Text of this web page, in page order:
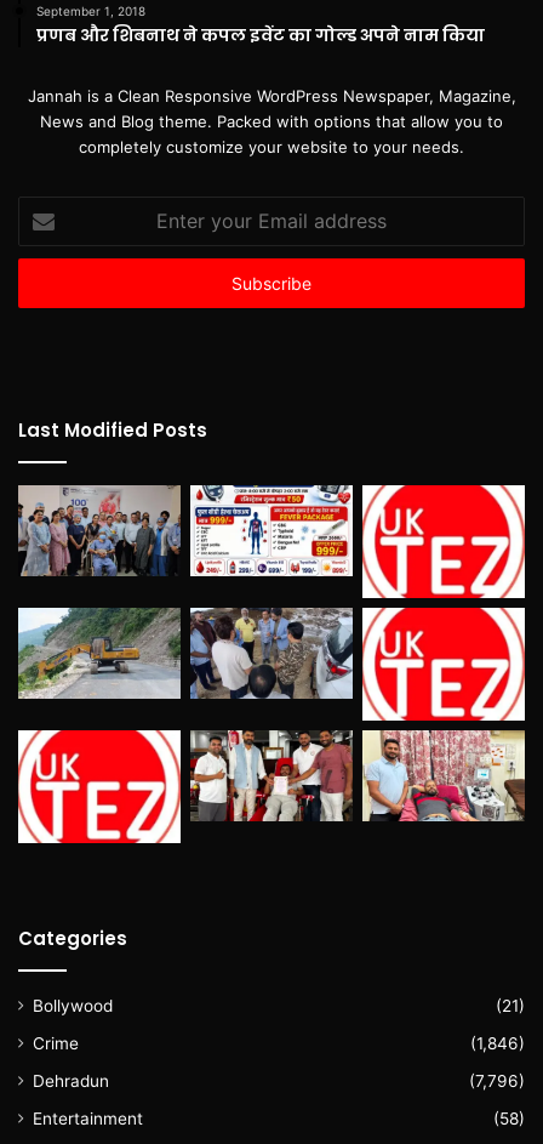
September 1, 2018
प्रणब और शिबनाथ ने कपल इवेंट का गोल्ड अपने नाम किया
Jannah is a Clean Responsive WordPress Newspaper, Magazine,
News and Blog theme. Packed with options that allow you to
completely customize your website to your needs.
your
Email
Last Modified Posts
Categories
Bollywood
(21)
Crime
(1,846)
Dehradun
(7,796)
Entertainment
(58)